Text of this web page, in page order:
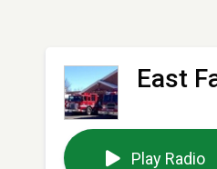
East
Play Radio